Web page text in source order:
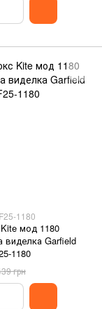
1180
мод 1180
виделка Garfield
1180
грн